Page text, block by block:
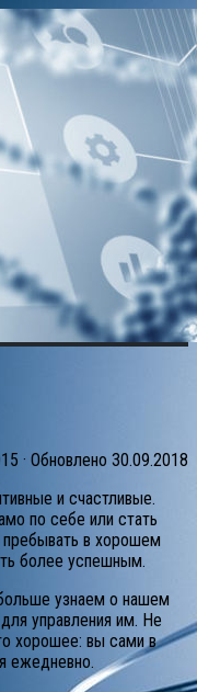
· Обновлено 30.09.2018
и счастливые.
по себе или стать
в хорошем
более успешным.
узнаем о нашем
управления им. Не
хорошее: вы сами в
ежедневно.